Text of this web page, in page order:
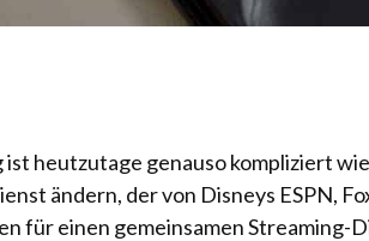
heutzutage genauso kompliziert
ändern, der von Disneys ESPN,
für einen gemeinsamen Streaming-